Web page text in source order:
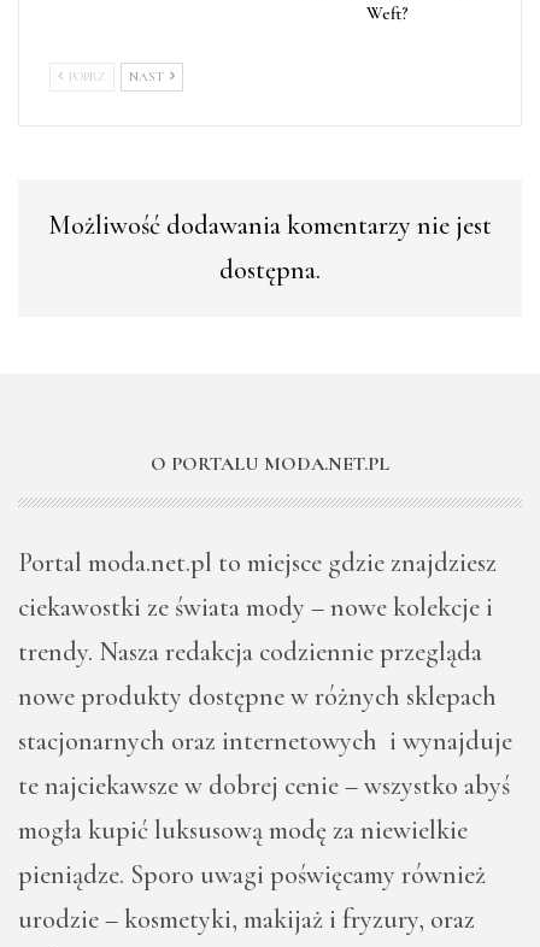
Weft?
POPRZ NAST
Możliwość dodawania komentarzy nie jest
dostępna.
O PORTALU MODA.NET.PL
Portal moda.net.pl to miejsce gdzie znajdziesz
ciekawostki ze świata mody – nowe kolekcje i
trendy. Nasza redakcja codziennie przegląda
nowe produkty dostępne w różnych sklepach
stacjonarnych oraz internetowych i wynajduje
te najciekawsze w dobrej cenie – wszystko abyś
mogła kupić luksusową modę za niewielkie
pieniądze. Sporo uwagi poświęcamy również
urodzie – kosmetyki, makijaż i fryzury, oraz